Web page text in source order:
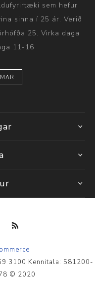
sem hefur
sinna í 25 ár. Verið
25. Virka daga
11-16
3100 Kennitala: 581200-
© 2020